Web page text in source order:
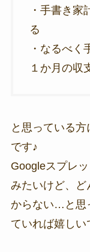
・手書き家
る
・なるべく
１か月の収
と思っている
です♪
Googleスプレ
みたいけど、ど
からない…と思
ていれば嬉しい